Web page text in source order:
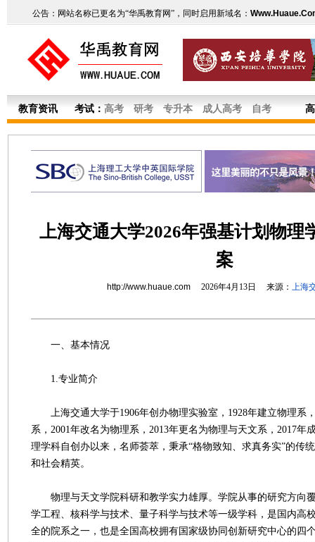
公告：网站名称已更名为“华禹教育网”，同时启用新域名：
教育资讯 考试： 高考 研考 专升本 成人高考 自考
上海交通大学2026年强基计划物理
案
http://www.huaue.com2026年4月13日 来源： 上海
一、基本情况
1.专业简介
上海交通大学于1906年创办物理实验室，1928年建立物理系
系，2001年改名为物理系，2013年更名为物理与天文系，2017年
理学科自创办以来，名师荟萃，秉承“格物致知、求真务实”的传
和社会精英。
物理与天文学院科研和教学实力雄厚。学院从事的研究方向
学工程、核科学与技术、量子科学与技术等一级学科，是国内高
全的院系之一，也是全国高校拥有国家级协同创新研究中心的四